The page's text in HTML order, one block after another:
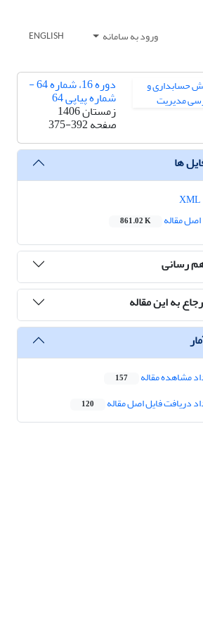
ورود به سامانه ENGLISH
دوره 16، شماره 64 -
شماره پیاپی 64
زمستان 1406
صفحه375-392
ها
اصل مقاله
861.02 K
رسانی
به این مقاله
مشاهده مقاله 157
دریافت فایل اصل مقاله 120